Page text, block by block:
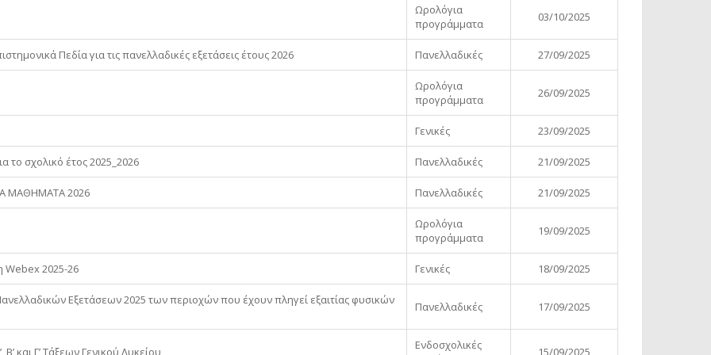
Ωρολόγια
προγράμματα
03/10/2025
Πεδία για τις πανελλαδικές εξετάσεις έτους 2026 Πανελλαδικές 27/09/2025
Ωρολόγια
προγράμματα
26/09/2025
Γενικές 23/09/2025
το σχολικό έτος 2025_2026 Πανελλαδικές 21/09/2025
ΜΑΘΗΜΑΤΑ 2026 Πανελλαδικές 21/09/2025
Ωρολόγια
προγράμματα
19/09/2025
Webex 2025-26 Γενικές 18/09/2025
Εξετάσεων 2025 των περιοχών που έχουν πληγεί εξαιτίας φυσικών Πανελλαδικές 17/09/2025
και Γ’ Τάξεων Γενικού Λυκείου
Ενδοσχολικές
15/09/2025